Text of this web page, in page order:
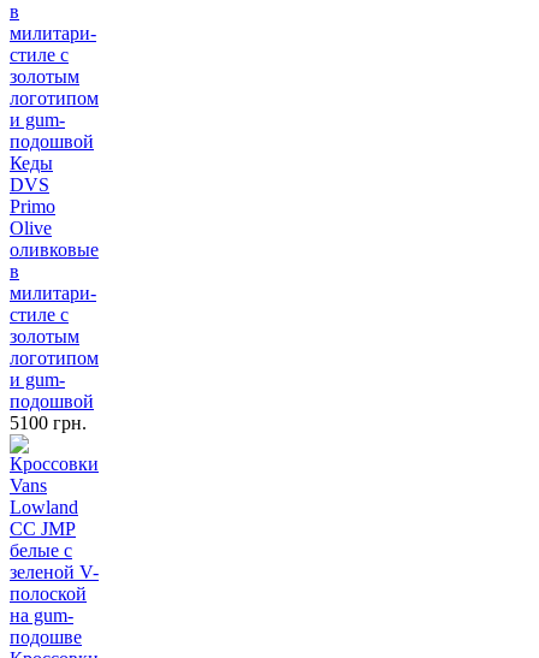
Кеды
DVS
Primo
Olive
оливковые
в
милитари-
стиле с
золотым
логотипом
и gum-
подошвой
5100 грн.